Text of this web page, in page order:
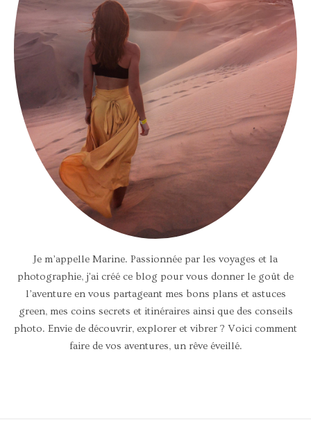
Je m’appelle Marine. Passionnée par les voyages et la
photographie, j'ai créé ce blog pour vous donner le goût de
l’aventure en vous partageant mes bons plans et astuces
green, mes coins secrets et itinéraires ainsi que des conseils
photo. Envie de découvrir, explorer et vibrer ? Voici comment
faire de vos aventures, un rêve éveillé.